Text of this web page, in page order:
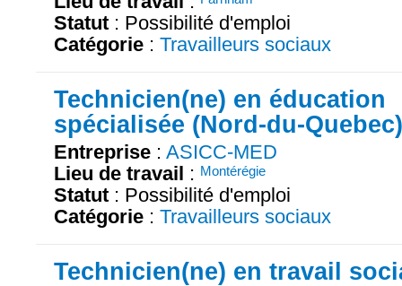
Statut : Possibilité d'emploi
Catégorie : Travailleurs sociaux
Technicien(ne) en éducation
spécialisée (Nord-du-Quebec)
Entreprise : ASICC-MED
Lieu de travail : Montérégie
Statut : Possibilité d'emploi
Catégorie : Travailleurs sociaux
Technicien(ne) en travail